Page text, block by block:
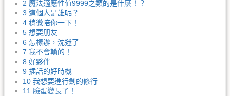
2 魔法適應性值9999之類的是什麼！？
3 這個人是誰呢？
4 稍微陪你一下！
5 想要朋友
6 怎樣辦，沈迷了
7 我不會輸的！
8 好夥伴
9 插話的好時機
10 我想要進行劍的修行
11 臉蛋變長了！